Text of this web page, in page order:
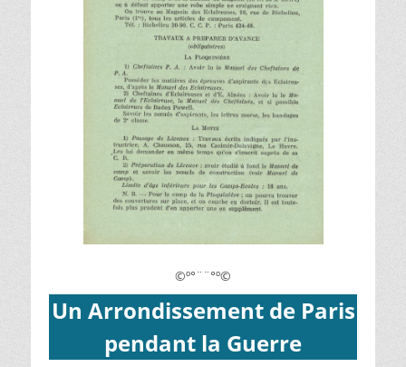
©º°¨¨°º©
Un Arrondissement de Paris
pendant la Guerre